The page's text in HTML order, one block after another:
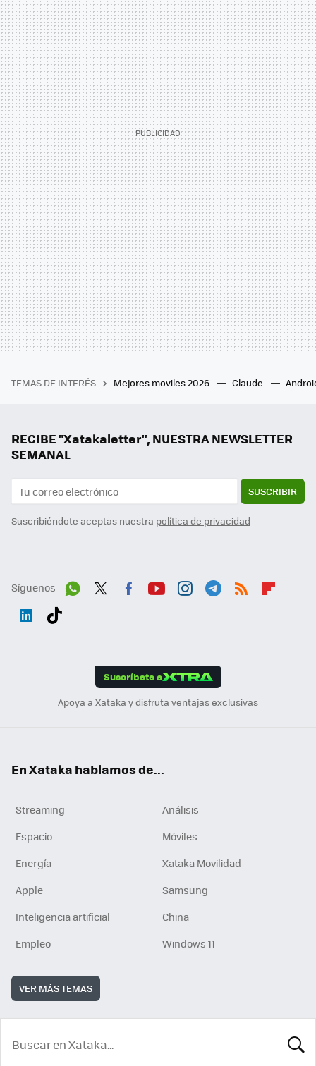
TEMAS DE INTERÉS Mejores moviles 2026 Claude
RECIBE "Xatakaletter", NUESTRA NEWSLETTER
SEMANAL
SUSCRIBIR
Suscribiéndote aceptas nuestra política de privacidad
Síguenos
Suscríbete a
Apoya a Xataka y disfruta ventajas exclusivas
En Xataka hablamos de...
Streaming
Análisis
Espacio
Móviles
Energía
Xataka Movilidad
Apple
Samsung
Inteligencia artificial
China
Empleo
Windows 11
VER MÁS TEMAS